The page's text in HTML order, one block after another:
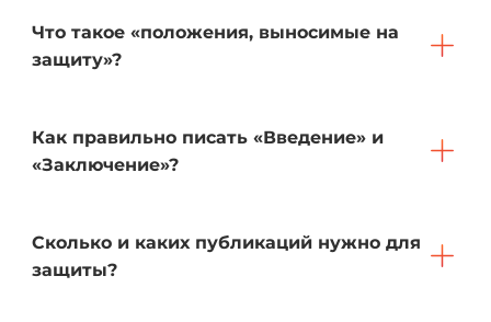
Что такое «положения, выносимые на
защиту»?
Как правильно писать «Введение» и
«Заключение»?
Сколько и каких публикаций нужно для
защиты?